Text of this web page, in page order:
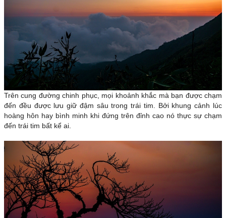
Trên cung đường chinh phục, mọi khoảnh khắc mà bạn được chạm
đến đều được lưu giữ đậm sâu trong trái tim. Bởi khung cảnh lúc
hoàng hôn hay bình minh khi đứng trên đỉnh cao nó thực sự chạm
đến trái tim bất kể ai.